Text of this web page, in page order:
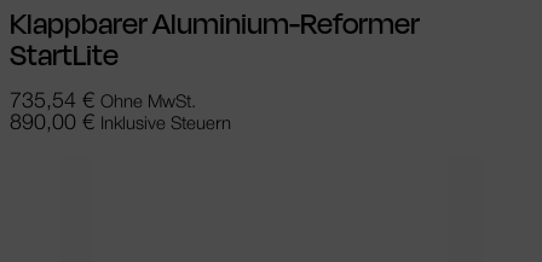
Klappbarer Aluminium-Reformer
StartLite
735,54 € Ohne MwSt.
890,00 € Inklusive Steuern